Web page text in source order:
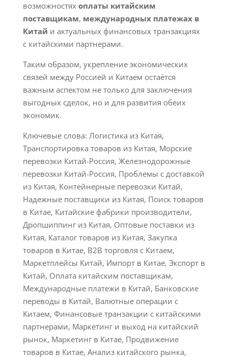
возможностях оплаты китайским
поставщикам, международных платежах в
Китай и актуальных финансовых транзакциях
с китайскими партнерами.
Таким образом, укрепление экономических
связей между Россией и Китаем остаётся
важным аспектом не только для заключения
выгодных сделок, но и для развития обеих
экономик.
Ключевые слова: Логистика из Китая,
Транспортировка товаров из Китая, Морские
перевозки Китай-Россия, Железнодорожные
перевозки Китай-Россия, Проблемы с доставкой
из Китая, Контейнерные перевозки Китай,
Надежные поставщики из Китая, Поиск товаров
в Китае, Китайские фабрики производители,
Дропшиппинг из Китая, Оптовые поставки из
Китая, Каталог товаров из Китая, Закупка
товаров в Китае, B2B торговля с Китаем,
Маркетплейсы Китай, Импорт в Китае, Экспорт в
Китай, Оплата китайским поставщикам,
Международные платежи в Китай, Банковские
переводы в Китай, Валютные операции с
Китаем, Финансовые транзакции с китайскими
партнерами, Маркетинг и выход на китайский
рынок, Маркетинг в Китае, Продвижение
товаров в Китае, Анализ китайского рынка,